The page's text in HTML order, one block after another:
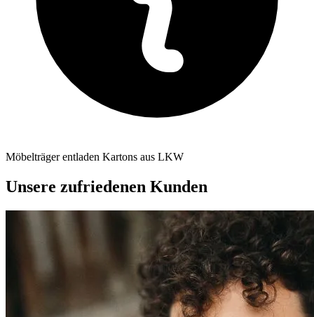
Möbelträger entladen Kartons aus LKW
Unsere zufriedenen Kunden